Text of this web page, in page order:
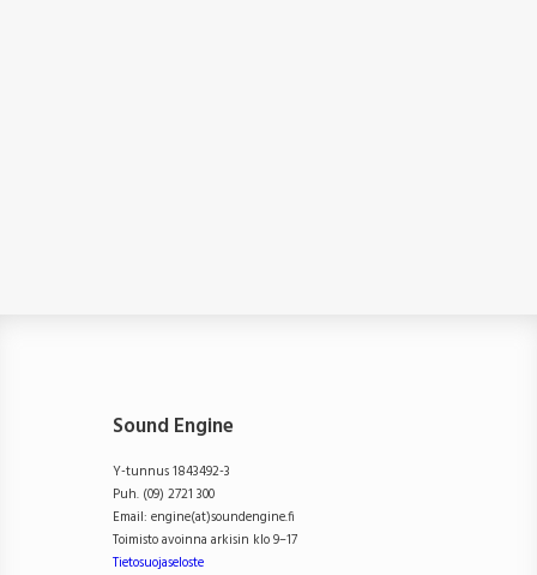
Sound Engine
Y-tunnus 1843492-3
Puh. (09) 2721 300
Email: engine(at)soundengine.fi
Toimisto avoinna arkisin klo 9–17
Tietosuojaseloste